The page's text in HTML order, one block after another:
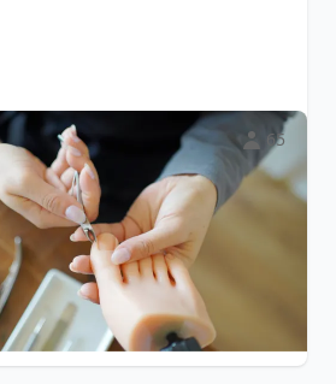
65
險小課
險、建立服務界線，讓每一次操作都
$5,500